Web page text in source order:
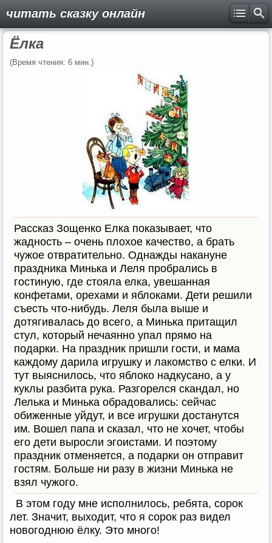
читать сказку онлайн
Ёлка
(Время чтения: 6 мин.)
Рассказ Зощенко Елка показывает, что
жадность – очень плохое качество, а брать
чужое отвратительно. Однажды накануне
праздника Минька и Леля пробрались в
гостиную, где стояла елка, увешанная
конфетами, орехами и яблоками. Дети решили
съесть что-нибудь. Леля была выше и
дотягивалась до всего, а Минька притащил
стул, который нечаянно упал прямо на
подарки. На праздник пришли гости, и мама
каждому дарила игрушку и лакомство с елки. И
тут выяснилось, что яблоко надкусано, а у
куклы разбита рука. Разгорелся скандал, но
Лелька и Минька обрадовались: сейчас
обиженные уйдут, и все игрушки достанутся
им. Вошел папа и сказал, что не хочет, чтобы
его дети выросли эгоистами. И поэтому
праздник отменяется, а подарки он отправит
гостям. Больше ни разу в жизни Минька не
взял чужого.
В этом году мне исполнилось, ребята, сорок
лет. Значит, выходит, что я сорок раз видел
новогоднюю ёлку. Это много!